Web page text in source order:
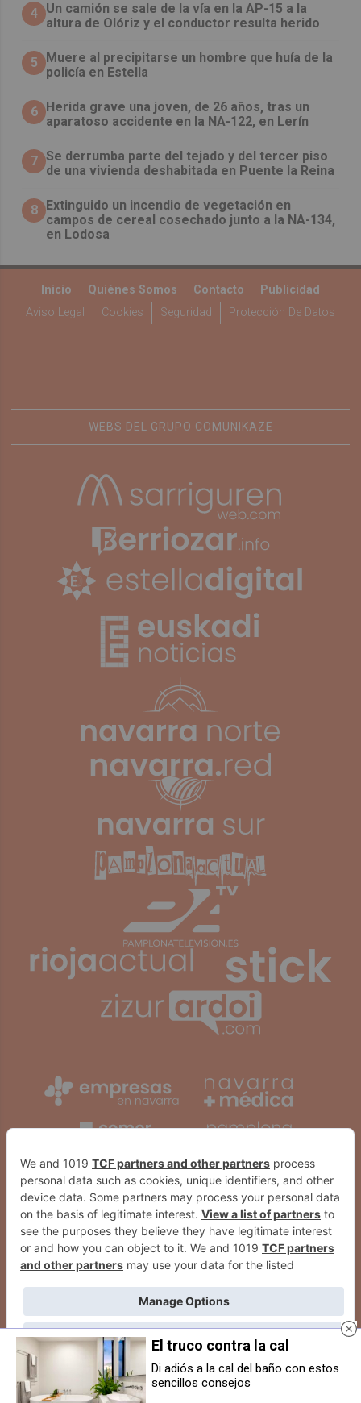
4 Un camión se sale de la vía en la AP-15 a la
altura de Olóriz y el conductor resulta herido
5
Muere al precipitarse un hombre que huía de la
policía en Estella
6
Herida grave una joven, de 26 años, tras un
aparatoso accidente en la NA-122, en Lerín
7 Se derrumba parte del tejado y del tercer piso
de una vivienda deshabitada en Puente la Reina
8
Extinguido un incendio de vegetación en
campos de cereal cosechado junto a la NA-134,
en Lodosa
Inicio Quiénes Somos Contacto
Publicidad
Aviso Legal
Cookies Seguridad Protección De Datos
WEBS DEL GRUPO COMUNIKAZE
Burlada reafirma su compromiso
por la convivencia democrática
IU Navarra elige a Carlos Guzmán
El truco contra la cal
Di adiós a la cal del baño con estos
sencillos consejos